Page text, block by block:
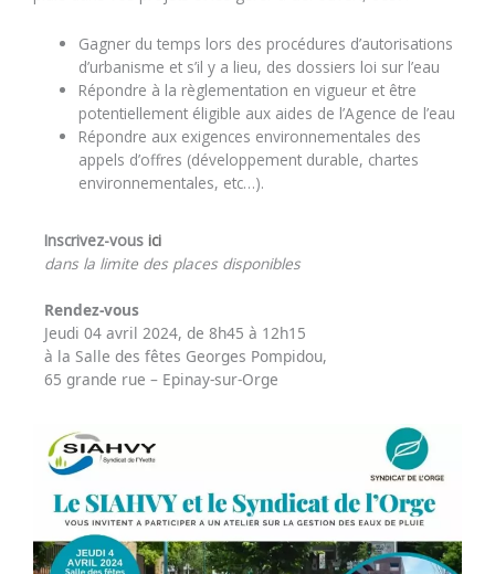
Gagner du temps lors des procédures d’autorisations
d’urbanisme et s’il y a lieu, des dossiers loi sur l’eau
Répondre à la règlementation en vigueur et être
potentiellement éligible aux aides de l’Agence de l’eau
Répondre aux exigences environnementales des
appels d’offres (développement durable, chartes
environnementales, etc…).
Inscrivez-vous ici
dans la limite des places disponibles
Rendez-vous
Jeudi 04 avril 2024, de 8h45 à 12h15
à la Salle des fêtes Georges Pompidou,
65 grande rue – Epinay-sur-Orge